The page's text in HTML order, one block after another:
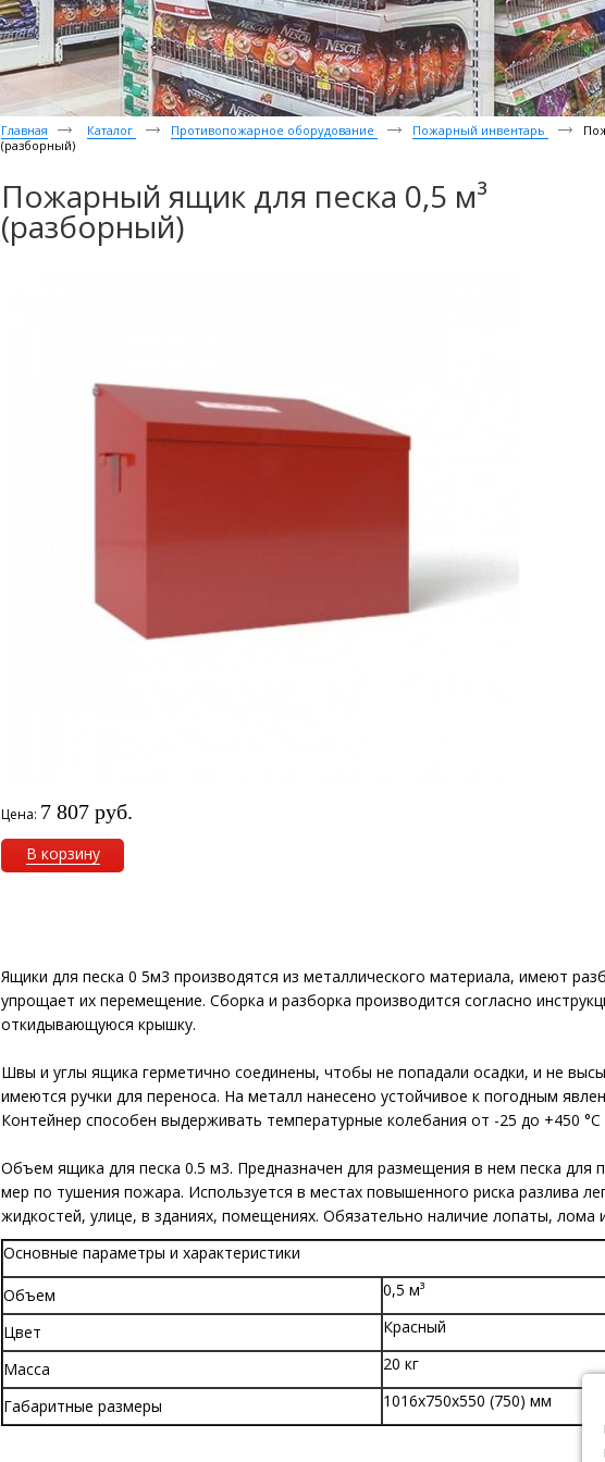
Главная Каталог Противопожарное оборудование Пожарный инвентарь
(разборный)
Пожарный ящик для песка 0,5 м³
(разборный)
Цена: 7 807 руб.
В корзину
Ящики для песка 0 5м3 производятся из металлического материала, имеют
упрощает их перемещение. Сборка и разборка производится согласно
откидывающуюся крышку.
Швы и углы ящика герметично соединены, чтобы не попадали осадки, и не
имеются ручки для переноса. На металл нанесено устойчивое к погодным
Контейнер способен выдерживать температурные колебания от -25 до +450
Объем ящика для песка 0.5 м3. Предназначен для размещения в нем песка для
мер по тушения пожара. Используется в местах повышенного риска разлива
жидкостей, улице, в зданиях, помещениях. Обязательно наличие лопаты, лома
Основные параметры и характеристики
Объем 0,5 м³
Цвет Красный
Масса 20 кг
Габаритные размеры 1016х750х550 (750) мм